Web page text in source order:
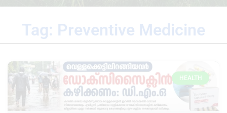
Tag: Preventive Medicine
HEALTH